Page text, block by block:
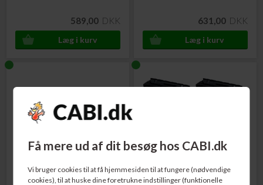
Få mere ud af dit besøg hos CABI.dk
Vi bruger cookies til at få hjemmesiden til at fungere (nødvendige
cookies), til at huske dine foretrukne indstillinger (funktionelle
589,00 DKK 631,00 DKK
Canon 046 Toner Cartridge
Sort 2.200 sider
Canon 046H TonerRabatpakke
med 1 af hver farve